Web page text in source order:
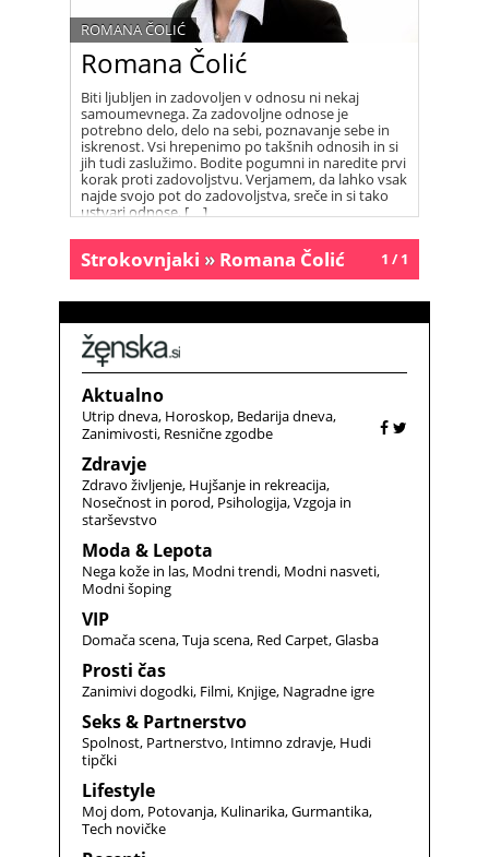
Romana Čolić
ROMANA ČOLIĆ
Biti ljubljen in zadovoljen v odnosu ni nekaj
samoumevnega. Za zadovoljne odnose je
potrebno delo, delo na sebi, poznavanje sebe in
iskrenost. Vsi hrepenimo po takšnih odnosih in si
jih tudi zaslužimo. Bodite pogumni in naredite prvi
korak proti zadovoljstvu. Verjamem, da lahko vsak
najde svojo pot do zadovoljstva, sreče in si tako
ustvari odnose, […]
1 / 1
Strokovnjaki » Romana Čolić
Aktualno
Utrip dneva Horoskop Bedarija dneva
Zanimivosti Resnične zgodbe
Zdravje
Zdravo življenje Hujšanje in rekreacija
Nosečnost in porod Psihologija Vzgoja in
starševstvo
Moda & Lepota
Nega kože in las Modni trendi Modni nasveti
Modni šoping
VIP
Domača scena Tuja scena Red Carpet Glasba
Prosti čas
Zanimivi dogodki Filmi Knjige Nagradne igre
Seks & Partnerstvo
Spolnost Partnerstvo Intimno zdravje Hudi
tipčki
Lifestyle
Moj dom Potovanja Kulinarika Gurmantika
Tech novičke